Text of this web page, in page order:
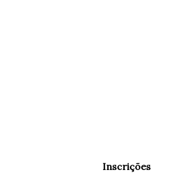
Inscrições